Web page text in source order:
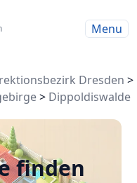
Menu
Dresden >
> Dippoldiswalde
finden